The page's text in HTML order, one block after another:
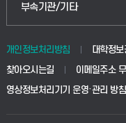
부속기관/기타
개인정보처리방침 대학정보
찾아오시는길
이메일주소
영상정보처리기기 운영·관리 방침